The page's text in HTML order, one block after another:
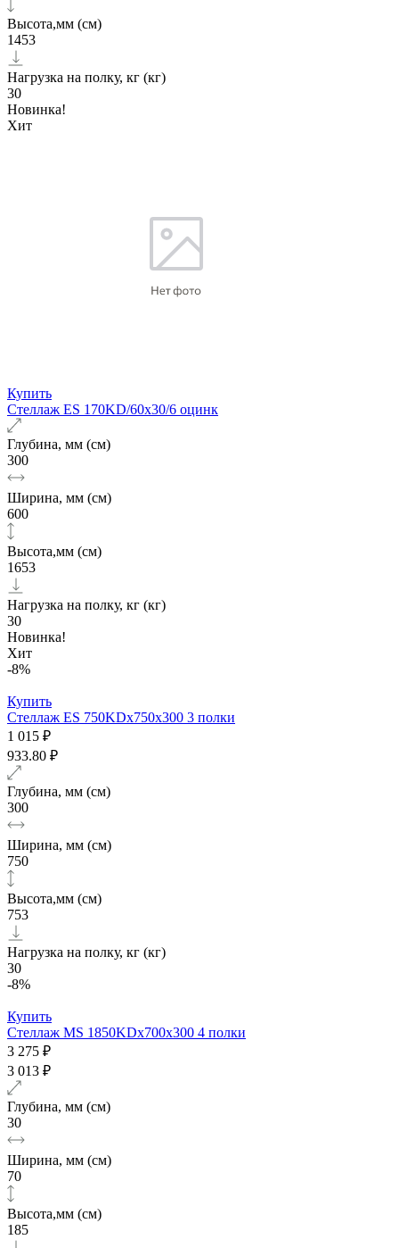
Высота,мм (см)
1453
Нагрузка на полку, кг (кг)
30
Новинка!
Хит
Купить
Стеллаж ES 170KD/60х30/6 оцинк
Глубина, мм (см)
300
Ширина, мм (см)
600
Высота,мм (см)
1653
Нагрузка на полку, кг (кг)
30
Новинка!
Хит
-8%
Купить
Стеллаж ES 750KDх750x300 3 полки
1 015 ₽
933.80 ₽
Глубина, мм (см)
300
Ширина, мм (см)
750
Высота,мм (см)
753
Нагрузка на полку, кг (кг)
30
-8%
Купить
Стеллаж MS 1850KDх700x300 4 полки
3 275 ₽
3 013 ₽
Глубина, мм (см)
30
Ширина, мм (см)
70
Высота,мм (см)
185